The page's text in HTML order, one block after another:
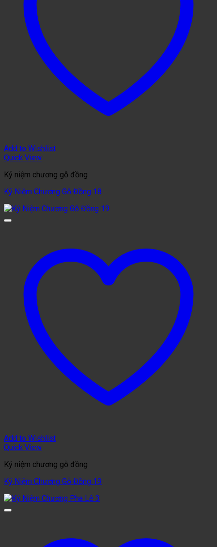
Add to Wishlist
Quick View
Kỷ niệm chương gỗ đồng
Kỷ Niệm Chương Gỗ Đồng 18
Add to Wishlist
Quick View
Kỷ niệm chương gỗ đồng
Kỷ Niệm Chương Gỗ Đồng 19